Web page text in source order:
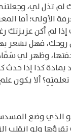
لم تذل لي،
أما
لم أكن
فهل تشعر
وظهر لي
بمادة كذا إذا
ألا يكون
الذي وضع
تقرؤها ولو